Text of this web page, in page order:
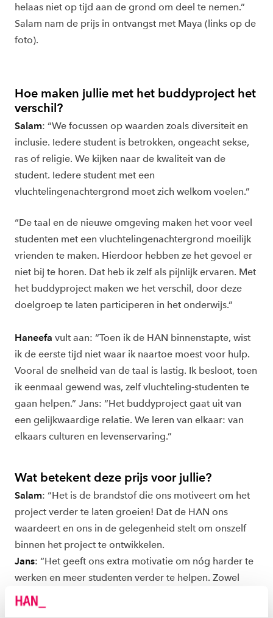
helaas niet op tijd aan de grond om deel te nemen.”
Salam nam de prijs in ontvangst met Maya (links op de
foto).
Hoe maken jullie met het buddyproject het
verschil?
Salam: “We focussen op waarden zoals diversiteit en
inclusie. Iedere student is betrokken, ongeacht sekse,
ras of religie. We kijken naar de kwaliteit van de
student. Iedere student met een
vluchtelingenachtergrond moet zich welkom voelen.”
“De taal en de nieuwe omgeving maken het voor veel
studenten met een vluchtelingenachtergrond moeilijk
vrienden te maken. Hierdoor hebben ze het gevoel er
niet bij te horen. Dat heb ik zelf als pijnlijk ervaren. Met
het buddyproject maken we het verschil, door deze
doelgroep te laten participeren in het onderwijs.”
Haneefa vult aan: “Toen ik de HAN binnenstapte, wist
ik de eerste tijd niet waar ik naartoe moest voor hulp.
Vooral de snelheid van de taal is lastig. Ik besloot, toen
ik eenmaal gewend was, zelf vluchteling-studenten te
gaan helpen.” Jans: “Het buddyproject gaat uit van
een gelijkwaardige relatie. We leren van elkaar: van
elkaars culturen en levenservaring.”
Wat betekent deze prijs voor jullie?
Salam: “Het is de brandstof die ons motiveert om het
project verder te laten groeien! Dat de HAN ons
waardeert en ons in de gelegenheid stelt om onszelf
binnen het project te ontwikkelen.
Jans: “Het geeft ons extra motivatie om nóg harder te
werken en meer studenten verder te helpen. Zowel
studenten met een vluchtelingenachtergrond als
buddy’s.”